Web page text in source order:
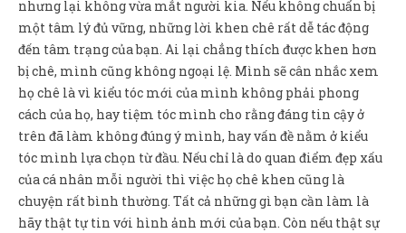
nhưng lại không vừa mắt người kia. Nếu không chuẩn bị
một tâm lý đủ vững, những lời khen chê rất dễ tác động
đến tâm trạng của bạn. Ai lại chẳng thích được khen hơn
bị chê, mình cũng không ngoại lệ. Mình sẽ cân nhắc xem
họ chê là vì kiểu tóc mới của mình không phải phong
cách của họ, hay tiệm tóc mình cho rằng đáng tin cậy ở
trên đã làm không đúng ý mình, hay vấn đề nằm ở kiểu
tóc mình lựa chọn từ đầu. Nếu chỉ là do quan điểm đẹp xấu
của cá nhân mỗi người thì việc họ chê khen cũng là
chuyện rất bình thường. Tất cả những gì bạn cần làm là
hãy thật tự tin với hình ảnh mới của bạn. Còn nếu thật sự